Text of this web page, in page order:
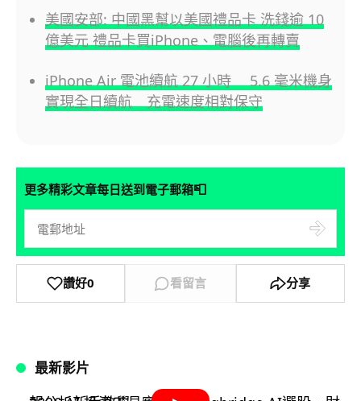
美國安部: 中國黑幫以美國禮品卡 洗錢逾 10
億美元 禮品卡買iPhone、電腦後再轉賣
iPhone Air 電池續航 27 小時 5.6 毫米機身
實現全日續航 充電速度相對保守
更多精彩文章每日送到電子郵箱📮
讚好0 看留言 分享
最新影片